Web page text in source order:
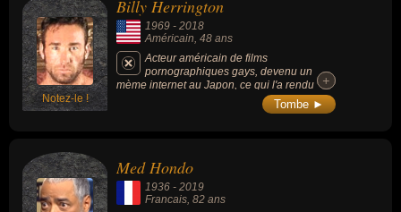
Notez-le !
Billy Herrington
1969 - 2018
Américain , 48 ans
Acteur américain de films
pornographiques gays, devenu un
mème internet au Japon, ce qui l'a rendu
mondialement célèbre, il gagne le « Adult
Erotic Gay Video Awards » en 2002 pour la
+
+
Tombe ►
Med Hondo
1936 - 2019
Francais, 82 ans